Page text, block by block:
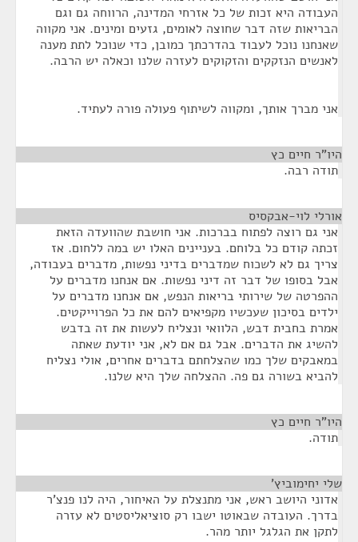
העבודה היא זכות של כל אזרחי המדינה, הרווחה גם וגם
הבריאות שזה דבר שחוצה לאומים, גזעים ומינים. אני מקווה
שאנחנו נוכל לעבוד בהדרכתך כמובן, כדי שנוכל לתת מענה
לאנשים הנזקקים והזקוקים לעזרה שלנו וכאלה יש הרבה.
אני מברך אותך, ומקווה לשיתוף פעולה פורה לעתיד.
היו"ר חיים כץ
תודה רבה.
אורלי לוי-אבקסיס
אני גם רוצה לפתוח בברכות. אני חושבת שהוועדה הזאת
זכתה קודם כל בלוחם. בעניינים האלו יש במה ללחום. אז
צריך גם לא לשכוח שמדברים בדיני נפשות, מדברים בעבודה,
אבל בסופו של דבר זה דיני נפשות. אם אנחנו מדברים על
ההפרטה של שירותי בריאות הנפש, אם אנחנו מדברים על
ילדים בסיכון שעכשיו מקפיאים להם את כל הפרוייקטים.
אמרת בחבית דבש, הלוואי ונצליח לעשות את זה בדבש
להשיג את הדברים. אבל גם אם לא, אני יודעת שאתה
במאבקים שלך כמו שהצלחתם בדברים אחרים, אולי נצליח
להביא בשורה גם פה. ההצלחה שלך היא שלנו.
היו"ר חיים כץ
תודה.
שלי יחימוביץ'
אדוני היושב ראש, אני מתנצלת על האיחור, היה לנו פנצ'ר
בדרך. העובדה שבאוטו ישבו רק סוציאליסטים לא עזרה
לתקן את הגלגל יותר מהר.